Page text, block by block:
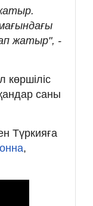
жатыр", -
көршіліс
саны
Түркияға
,